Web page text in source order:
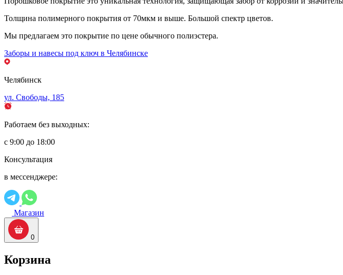
Толщина полимерного покрытия от 70мкм и выше. Большой спектр цветов.
Мы предлагаем это покрытие по цене обычного полиэстера.
Заборы и навесы под ключ в Челябинске
Челябинск
ул. Свободы, 185
Работаем без выходных:
с 9:00 до 18:00
Консультация
в мессенджере:
Магазин
0
Корзина